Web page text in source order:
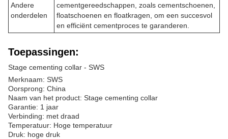
Andere
onderdelen
cementgereedschappen, zoals cementschoenen,
floatschoenen en floatkragen, om een succesvol
en efficiënt cementproces te garanderen.
Toepassingen:
Stage cementing collar - SWS
Merknaam: SWS
Oorsprong: China
Naam van het product: Stage cementing collar
Garantie: 1 jaar
Verbinding: met draad
Temperatuur: Hoge temperatuur
Druk: hoge druk